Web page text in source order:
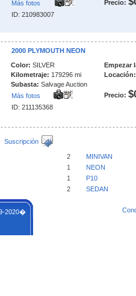
Más fotos
ID: 210983007
Precio:
2000 PLYMOUTH NEON
Color: SILVER
Kilometraje: 179296 mi
Subasta: Salvage Auction
Más fotos
ID: 211135368
Empezar
Locación:
Precio:
Suscripción
2
MINIVAN
1
NEON
1
P10
2 SEDAN